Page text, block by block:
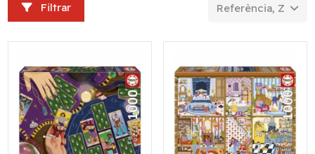
Filtrar Referència, Z a A